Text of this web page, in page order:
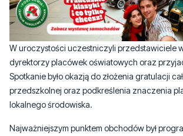
W uroczystości uczestniczyli przedstawiciele
dyrektorzy placówek oświatowych oraz
Spotkanie było okazją do złożenia gratulacji
przedszkolnej oraz podkreślenia znaczenia
lokalnego środowiska.
Najważniejszym punktem obchodów był
przygotowany przez dzieci. Przedszkolaki
publiczności. To właśnie najmłodsi